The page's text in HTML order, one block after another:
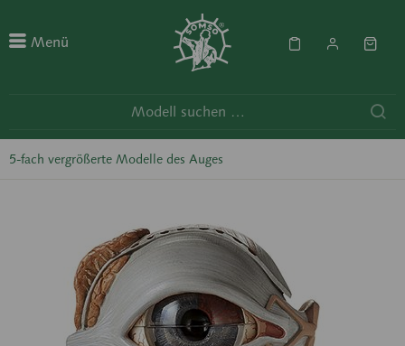
Menü
5-fach vergrößerte Modelle des Auges